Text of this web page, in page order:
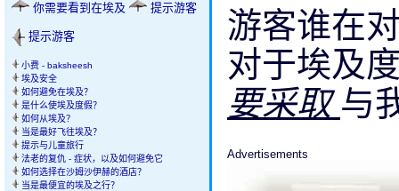
你需要看到在埃及
提示游客
提示游客
小费 - baksheesh
埃及安全
如何避免在埃及？
是什么使埃及度假？
如何从埃及？
当是最好飞往埃及？
提示与儿童旅行
法老的复仇 - 症状，以及如何避免它
如何选择在沙姆沙伊赫的酒店？
当是最便宜的埃及之行？
游客谁在
对于埃及
要采取与
Advertisements